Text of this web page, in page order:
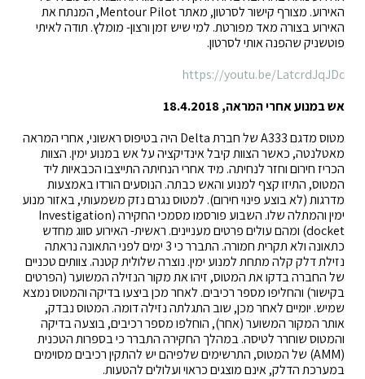
האירוע. מצורף קישור לסרטון, מאתר Mentour Pilot, המנתח את
האירוע בצורה מאד מפורטת. למי שיש זמן ורצון- מומלץ. תודה לאיתי
פוטשניק שהפנה אותי לסרטון.
https://youtu.be/LatcrdJqJDc
אש במנוע אחרי המראה, 18.4.2018
מטוס מדגם A333 של חברת Delta היה בטיפוס ראשוני, אחרי המראה
מאטלנטה, כאשר הצוות קיבל אינדיקציה על אש במנוע ימין. הצוות
הכריז חירום וחזר לנחיתה. מיד אחרי הנחיתה התייצבו הכבאיות ליד
המטוס, התיזו קצף למנוע והאש כבתה. הנוסעים הורדו באמצעות
מדרגות (לא בוצע פינוי חירום). למטוס נגרם נזק משמעותי, באזור מנוע
ימין והמתלה שלו. השבוע פורסמו מסמכי החקירה (Investigation
docket) ומהם עולים פרטים מעניינים. ראשית- האירוע סווג מחדש
כתאונה ולא תקרית חמורה. התברר כי 3 ימים לפני התאונה נראתה
נזילת דלק קלה מתחת למנוע ימין. נוצרה שלולית קטנה. צוותים טכניים
של החברה בדקו את המטוס, זיהו את מקור הנזילה המשוער (הפרטים
בקישור) והחליפו מספר רכיבים. לאחר מכן ביצעו בדיקה והמטוס נמצא
שמיש. יומיים לאחר מכן, שוב התגלתה נזילה דומה. המטוס נבדק,
אותר המקור המשוער (אחר), הוחלפו מספר רכיבים, בוצעה בדיקה
והמטוס שוחרר לטיסה. במהלך החקירה התברר כי בספרות הטכנית
(AMM) של המטוס, התרשימים שלפיהם יש להתקין רכיבים מסוימים
במערכת הדלק, אינם מוצגים כראוי ועלולים להטעות.